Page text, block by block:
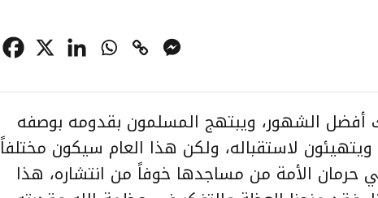
أفضل الشهور، ويبتهج المسلمون بقدومه بوصفه
ويتهيئون لاستقباله، ولكن هذا العام سيكون مختلفاً
حرمان الأمة من مساجدها خوفاً من انتشاره، هذا